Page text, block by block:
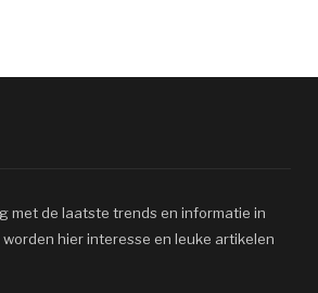
met de laatste trends en informatie in
hier interesse en leuke artikelen